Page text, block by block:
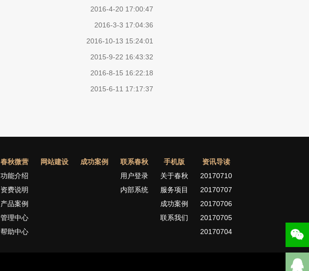
2016-4-20 17:00:47
2016-3-3 17:04:36
2016-10-13 15:24:01
2015-9-22 16:43:32
2016-8-15 16:22:18
2015-6-11 17:17:37
春秋微营
功能介绍
资费说明
产品案例
管理中心
帮助中心
网站建设 成功案例
联系春秋
用户登录
内部系统
手机版
关于春秋
服务项目
成功案例
联系我们
资讯导读
20170710
20170707
20170706
20170705
20170704